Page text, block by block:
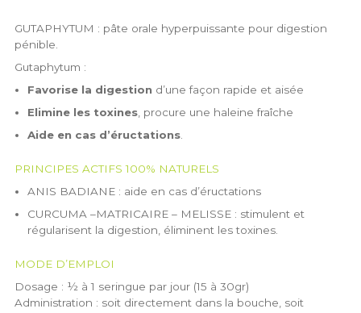
GUTAPHYTUM : pâte orale hyperpuissante pour digestion
pénible.
Gutaphytum :
Favorise la digestion d’une façon rapide et aisée
Elimine les toxines , procure une haleine fraîche
Aide en cas d’éructations
PRINCIPES ACTIFS 100% NATURELS
ANIS BADIANE : aide en cas d’éructations
CURCUMA –MATRICAIRE – MELISSE : stimulent et
régularisent la digestion, éliminent les toxines.
MODE D’EMPLOI
Dosage : ½ à 1 seringue par jour (15 à 30gr)
Administration : soit directement dans la bouche, soit